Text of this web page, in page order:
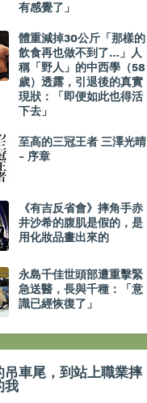
有感覺了」
體重減掉30公斤「那樣的
飲食再也做不到了…」人
稱「野人」的中西學（58
歲）透露，引退後的真實
現狀：「即便如此也得活
下去」
至高的三冠王者 三澤光晴
- 序章
《有吉反省會》摔角手赤
井沙希的腹肌是假的，是
用化妝品畫出來的
永島千佳世頭部遭重擊緊
急送醫，長與千種：「意
識已經恢復了」
吊車尾，到站上職業摔
我